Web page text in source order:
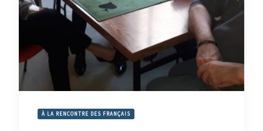
À LA RENCONTRE DES FRANÇAIS